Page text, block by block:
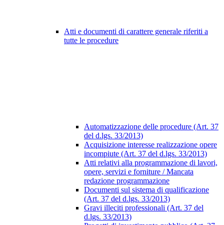
Atti e documenti di carattere generale riferiti a
tutte le procedure
Automatizzazione delle procedure (Art. 37
del d.lgs. 33/2013)
Acquisizione interesse realizzazione opere
incompiute (Art. 37 del d.lgs. 33/2013)
Atti relativi alla programmazione di lavori,
opere, servizi e forniture / Mancata
redazione programmazione
Documenti sul sistema di qualificazione
(Art. 37 del d.lgs. 33/2013)
Gravi illeciti professionali (Art. 37 del
d.lgs. 33/2013)